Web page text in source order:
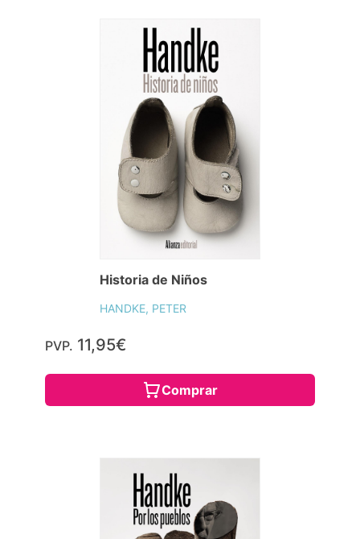
Historia de Niños
HANDKE, PETER
PVP. 11,95€
Comprar